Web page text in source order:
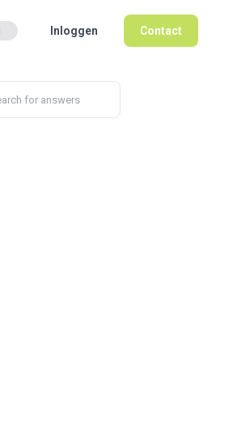
setting Inloggen Contact